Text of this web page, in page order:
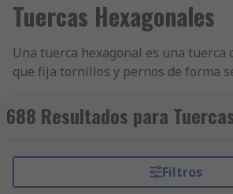
Tuercas Hexagonales
Una tuerca hexagonal es una tuerca
que fija tornillos y pernos de forma
seis lados, facilitar el trabajo y es muy
versátil.Características y ventajas•
tamaños.• Están disponibles en
materiales.• Están disponibles con
688 Resultados para
Filtros